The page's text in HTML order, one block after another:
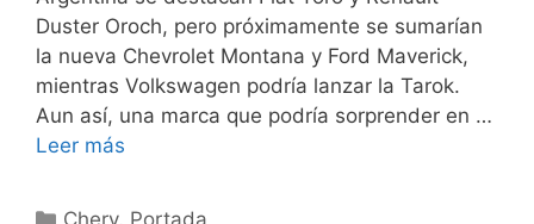
Duster Oroch, pero próximamente se sumarían
la nueva Chevrolet Montana y Ford Maverick,
mientras Volkswagen podría lanzar la Tarok.
Aun así, una marca que podría sorprender en …
Leer más